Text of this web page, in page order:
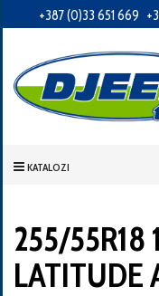
+387 (0)33 651 669
KATALOZI
Informacije
o
Vaša
255/55R18
LATITUDE